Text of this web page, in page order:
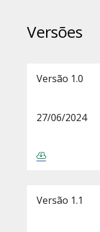
Versões
Versão 1.0
27/06/2024
Versão 1.1